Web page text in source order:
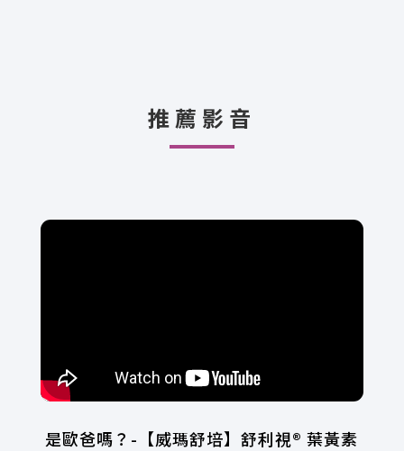
推薦影音
是歐爸嗎？-【威瑪舒培】舒利視® 葉黃素